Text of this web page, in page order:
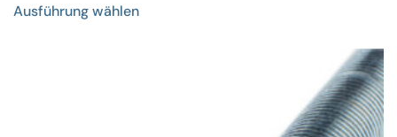
Ausführung wählenProdukt